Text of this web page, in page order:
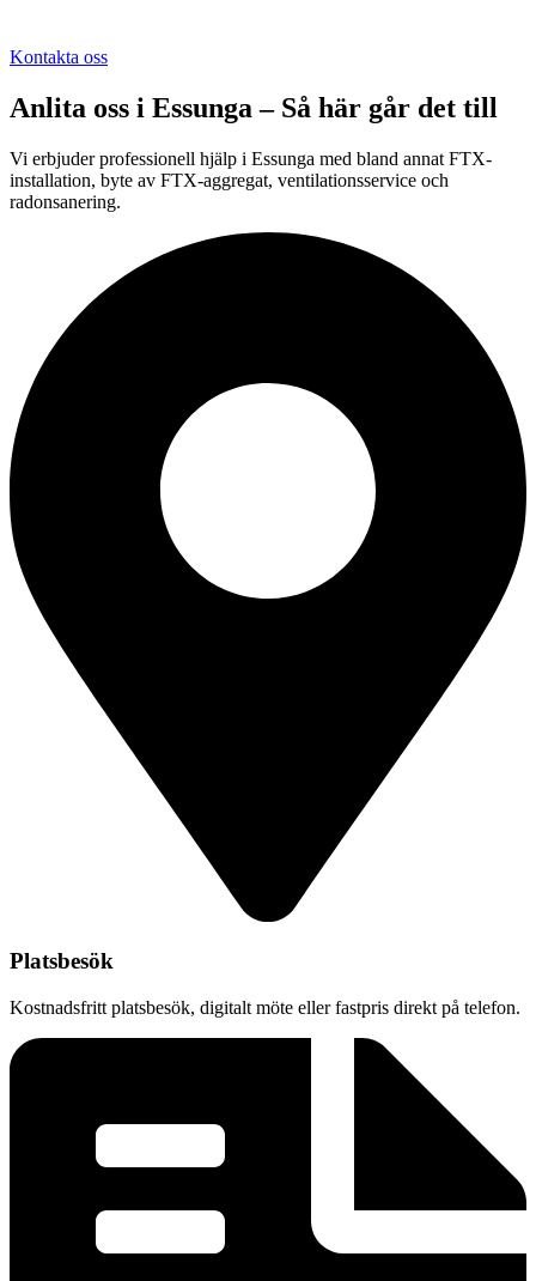
Kontakta oss
Anlita oss i Essunga – Så här går det till
Vi erbjuder professionell hjälp i Essunga med bland annat FTX-
installation, byte av FTX-aggregat, ventilationsservice och
radonsanering.
Platsbesök
Kostnadsfritt platsbesök, digitalt möte eller fastpris direkt på telefon.